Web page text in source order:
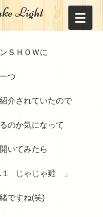
Light
ＳＨＯＷに
つ
介されていたので
のか気になって
いてみたら
１   じゃじゃ麺　」
ですね(笑)